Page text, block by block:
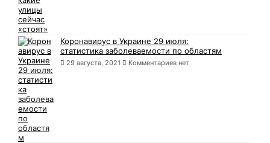
Коронавирус в Украине 29 июля:
статистика заболеваемости по областям
29 августа, 2021 Комментариев нет